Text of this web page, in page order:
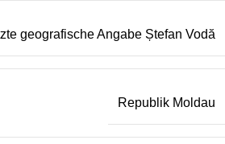
geografische Angabe Ștefan Vodă
Republik Moldau